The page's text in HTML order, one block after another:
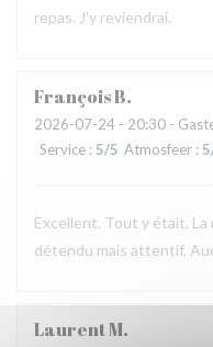
repas. J'y reviendrai.
FrançoisB
2026-07-24 - 20:30 -
Service :5/5 Atmosfeer : 5
Excellent. Tout y était.
détendu mais attentif.
LaurentM